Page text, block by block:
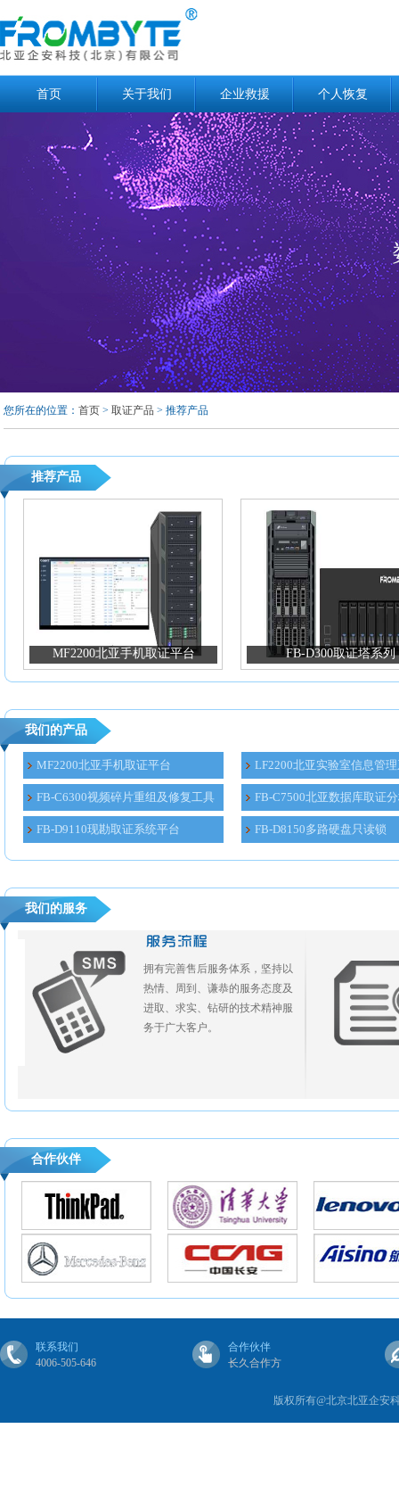
首页 关于我们 企业救援 个人恢复
您所在的位置： 首页> 取证产品 > 推荐产品
推荐产品
MF2200北亚手机取证平台 FB-D300取证塔系列
我们的产品
MF2200北亚手机取证平台 LF2200北亚实验室信息管
FB-C6300视频碎片重组及修复工具 FB-C7500北亚数据库取证
FB-D9110现勘取证系统平台 FB-D8150多路硬盘只读锁
我们的服务
拥有完善售后服务体系，坚持以
热情、周到、谦恭的服务态度及
进取、求实、钻研的技术精神服
务于广大客户。
合作伙伴
联系我们
4006-505-646
合作伙伴
长久合作方
版权所有@北京北亚企安